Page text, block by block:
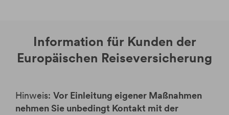
Information für Kunden der
Europäischen Reiseversicherung
Hinweis: Vor Einleitung eigener Maßnahmen
nehmen Sie unbedingt Kontakt mit der